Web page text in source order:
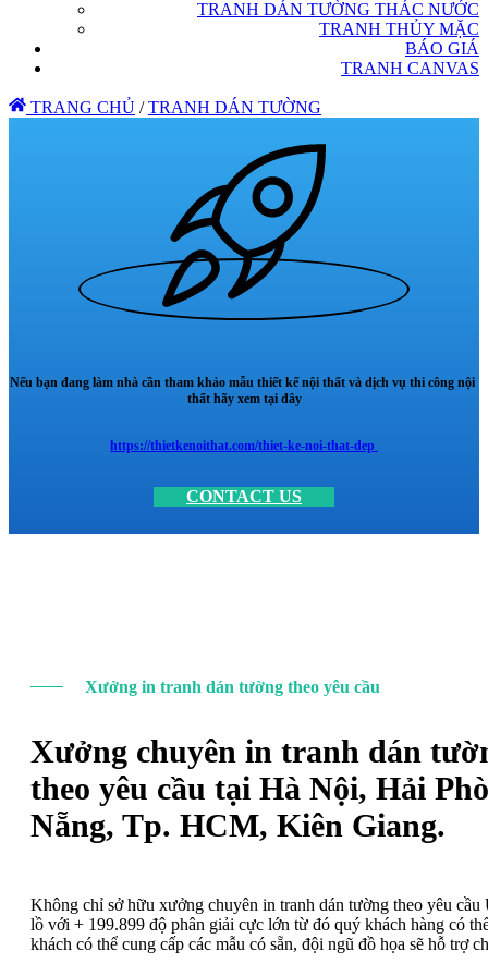
TRANH DÁN TƯỜNG THÁC NƯỚC
TRANH THỦY MẶC
BÁO GIÁ
TRANH CANVAS
TRANG CHỦ / TRANH DÁN TƯỜNG
Nếu bạn đang làm nhà cần tham khảo mẫu thiết kế nội thất và dịch vụ thi công nội
thất hãy xem tại đây
https://thietkenoithat.com/thiet-ke-noi-that-dep
CONTACT US
Xưởng in tranh dán tường theo yêu cầu
Xưởng chuyên in tranh dán
theo yêu cầu tại Hà Nội, Hải
Nẵng, Tp. HCM, Kiên Giang.
Không chỉ sở hữu xưởng chuyên in tranh dán tường theo yêu
lồ với + 199.899 độ phân giải cực lớn từ đó quý khách hàng có
khách có thể cung cấp các mẫu có sẵn, đội ngũ đồ họa sẽ hỗ trợ